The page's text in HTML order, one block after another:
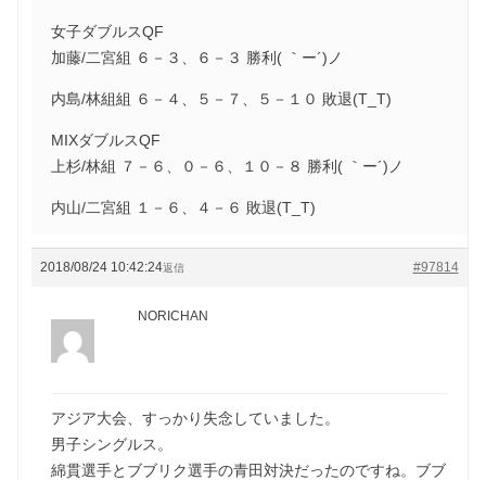
女子ダブルスQF
加藤/二宮組 ６－３、６－３ 勝利( ｀ー´)ノ
内島/林組組 ６－４、５－７、５－１０ 敗退(T_T)
MIXダブルスQF
上杉/林組 ７－６、０－６、１０－８ 勝利( ｀ー´)ノ
内山/二宮組 １－６、４－６ 敗退(T_T)
2018/08/24 10:42:24 #97814
返信
NORICHAN
アジア大会、すっかり失念していました。
男子シングルス。
綿貫選手とブブリク選手の青田対決だったのですね。ブブ